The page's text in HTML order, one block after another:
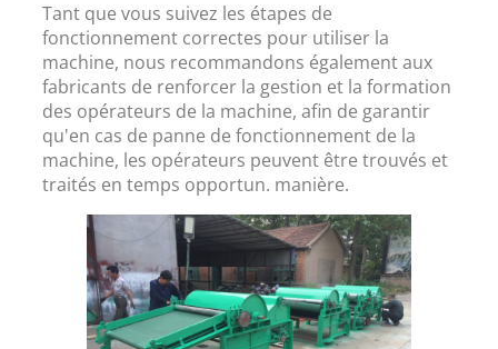
Tant que vous suivez les étapes de
fonctionnement correctes pour utiliser la
machine, nous recommandons également aux
fabricants de renforcer la gestion et la formation
des opérateurs de la machine, afin de garantir
qu'en cas de panne de fonctionnement de la
machine, les opérateurs peuvent être trouvés et
traités en temps opportun. manière.